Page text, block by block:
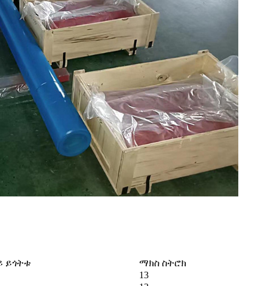
ይጎትቱ
ማክስ ስትሮክ
13